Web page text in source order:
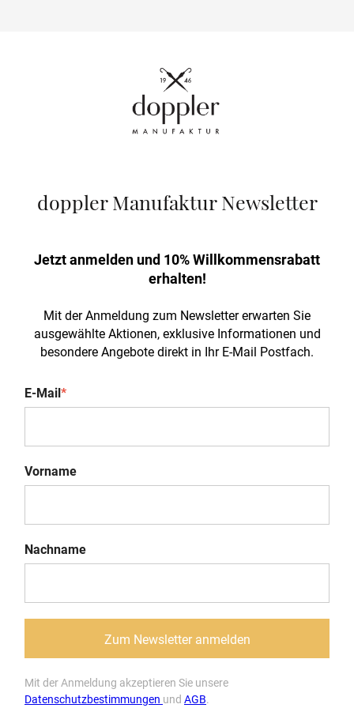
doppler Manufaktur Newsletter
Jetzt anmelden und 10% Willkommensrabatt
erhalten!
Mit der Anmeldung zum Newsletter erwarten Sie
ausgewählte Aktionen, exklusive Informationen und
besondere Angebote direkt in Ihr E-Mail Postfach.
E-Mail*
Vorname
Nachname
Zum Newsletter anmelden
Mit der Anmeldung akzeptieren Sie unsere
Datenschutzbestimmungen und AGB.